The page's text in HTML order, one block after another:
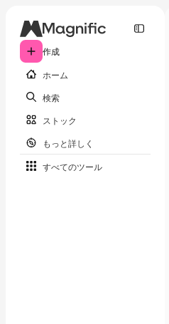
作成
ホーム
検索
ストック
もっと詳しく
すべてのツール